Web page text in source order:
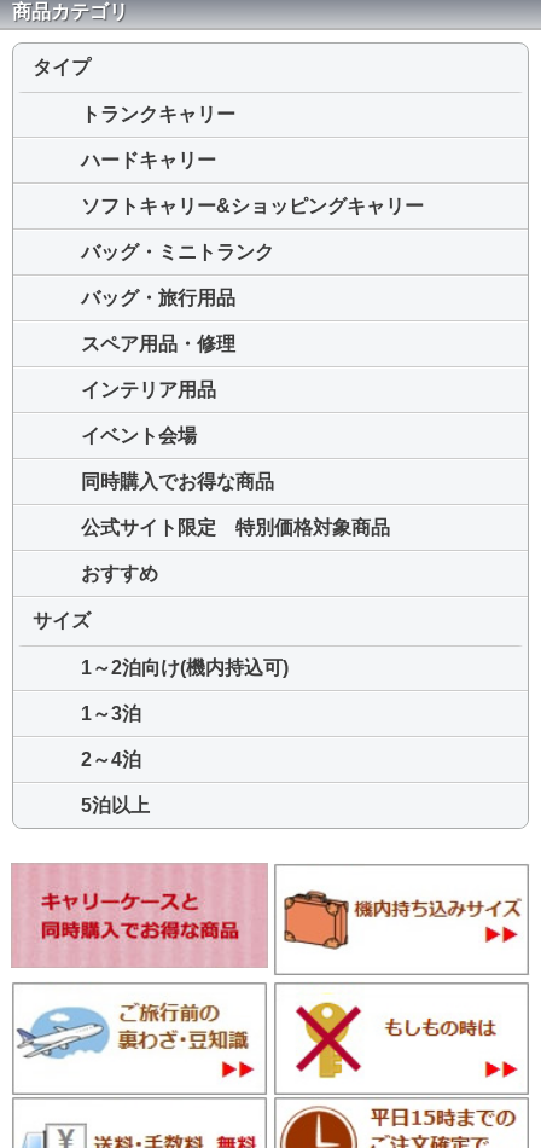
商品カテゴリ
タイプ
トランクキャリー
ハードキャリー
ソフトキャリー&ショッピングキャリー
バッグ・ミニトランク
バッグ・旅行用品
スペア用品・修理
インテリア用品
イベント会場
同時購入でお得な商品
公式サイト限定 特別価格対象商品
おすすめ
サイズ
1～2泊向け(機内持込可)
1～3泊
2～4泊
5泊以上